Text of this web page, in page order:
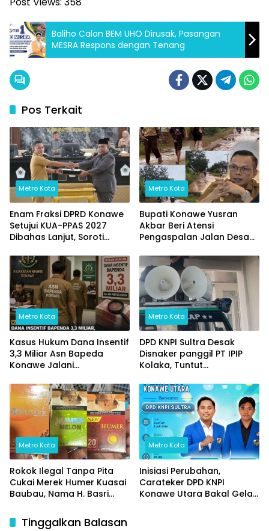
Baliho Calon BEM UHO Dirusak, Pasangan
MESRA Respons dengan Tenang
Pos Terkait
Metro Kota
Enam Fraksi DPRD Konawe
Setujui KUA-PPAS 2027
Dibahas Lanjut, Soroti
hingga Ketahanan Pangan
Metro Kota
Bupati Konawe Yusran
Akbar Beri Atensi
Pengaspalan Jalan Desa
Metro Kota
Kasus Hukum Dana Insentif
3,3 Miliar Asn Bapeda
Konawe Jalani
Metro Kota
DPD KNPI Sultra Desak
Disnaker panggil PT IPIP
Kolaka, Tuntut
Lokal/Data perkeja luar
daerah dan Jaminan
Keselamatan Kerja
Metro Kota
Rokok Ilegal Tanpa Pita
Cukai Merek Humer Kuasai
Baubau, Nama H. Basri
Hukum Bertidak Tegas
Metro Kota
Inisiasi Perubahan,
Carateker DPD KNPI
Konawe Utara Bakal Gelar
Tinggalkan Balasan